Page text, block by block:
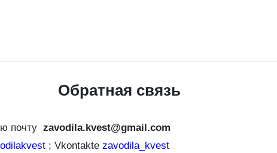
Обратная связь
почту zavodila.kvest@gmail.com
; Vkontakte zavodila_kvest